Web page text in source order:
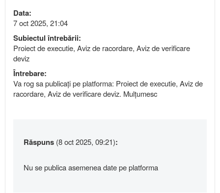
Data:
7 oct 2025, 21:04
Subiectul întrebării:
Proiect de executie, Aviz de racordare, Aviz de verificare
deviz
Întrebare:
Va rog sa publicați pe platforma: Proiect de executie, Aviz de
racordare, Aviz de verificare deviz. Mulțumesc
Răspuns (8 oct 2025, 09:21):
Nu se publica asemenea date pe platforma